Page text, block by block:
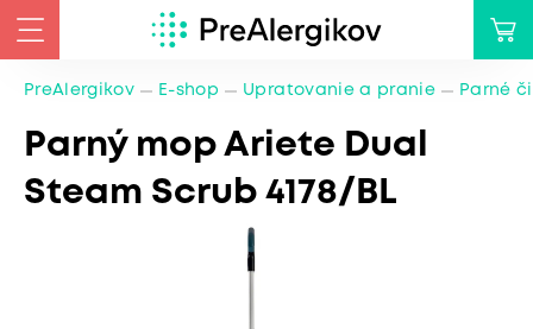
PreAlergikov E-shop Upratovanie a pranie Parné
Parný mop Ariete Dual
Steam Scrub 4178/BL